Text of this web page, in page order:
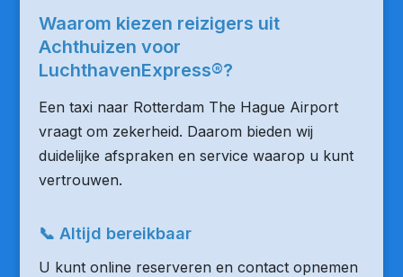
Waarom kiezen reizigers uit
Achthuizen voor
LuchthavenExpress®?
Een taxi naar Rotterdam The Hague Airport
vraagt om zekerheid. Daarom bieden wij
duidelijke afspraken en service waarop u kunt
vertrouwen.
📞 Altijd bereikbaar
U kunt online reserveren en contact opnemen